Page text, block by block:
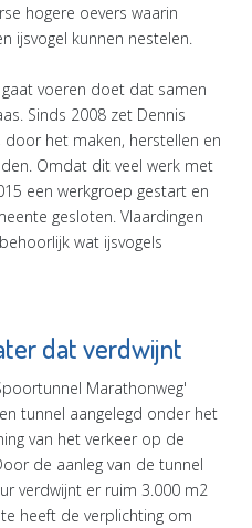
hogere oevers waarin
ijsvogel kunnen nestelen.
voeren doet dat samen
Sinds 2008 zet Dennis
door het maken, herstellen en
Omdat dit veel werk met
een werkgroep gestart en
gesloten. Vlaardingen
wat ijsvogels
dat verdwijnt
Marathonweg'
tunnel aangelegd onder het
van het verkeer op de
de aanleg van de tunnel
verdwijnt er ruim 3.000 m2
heeft de verplichting om